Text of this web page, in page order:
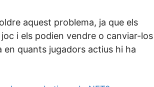
aquest problema, ja que els
i els podien vendre o canviar-los
en quants jugadors actius hi ha